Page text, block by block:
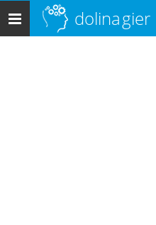
Menu
główne
dolinagier